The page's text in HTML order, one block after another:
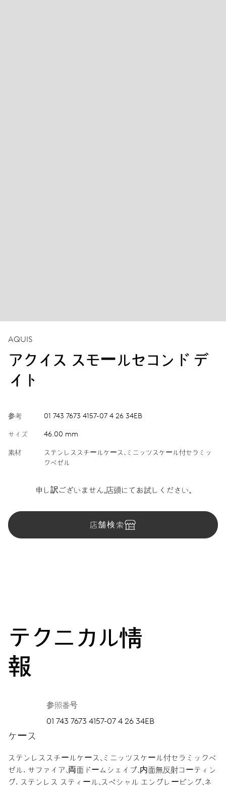
AQUIS
アクイス スモールセコンド デ
イト
参考 01 743 7673 4157-07 4 26 34EB
サイズ 46.00 mm
素材
ステンレススチールケース、ミニッツスケール付セラミッ
クベゼル
申し訳ございません。店頭にてお試しください。
店舗検索
テクニカル情
報
参照番号
01 743 7673 4157-07 4 26 34EB
ケース
ステンレススチールケース、ミニッツスケール付セラミックベ
ゼル. サファイア、両面ドームシェイプ、内面無反射コーティン
グ. ステンレス スティール、スペシャル エングレービング、ネ